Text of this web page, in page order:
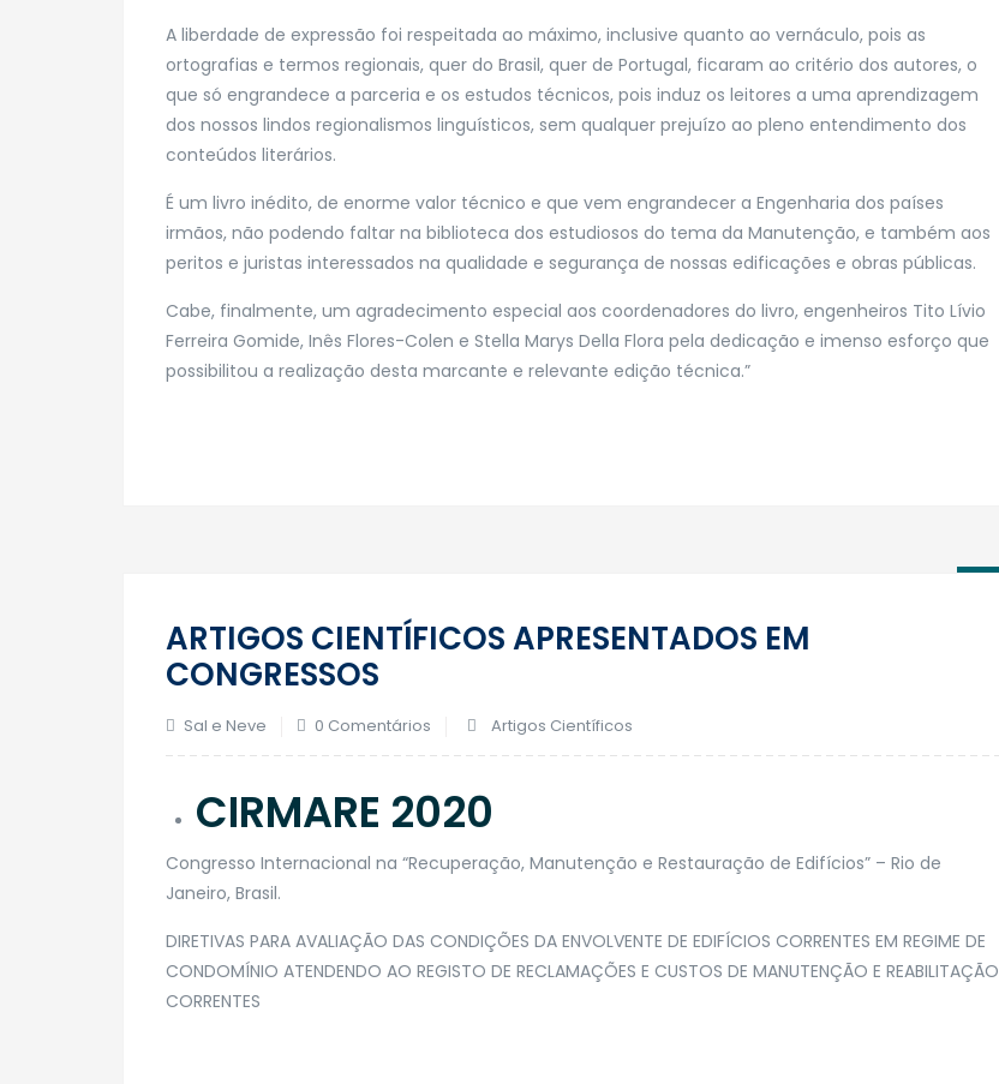
A liberdade de expressão foi respeitada ao máximo, inclusive quanto ao vernáculo, pois as
ortografias e termos regionais, quer do Brasil, quer de Portugal, ficaram ao critério dos autores, o
que só engrandece a parceria e os estudos técnicos, pois induz os leitores a uma aprendizagem
dos nossos lindos regionalismos linguísticos, sem qualquer prejuízo ao pleno entendimento dos
conteúdos literários.
É um livro inédito, de enorme valor técnico e que vem engrandecer a Engenharia dos países
irmãos, não podendo faltar na biblioteca dos estudiosos do tema da Manutenção, e também aos
peritos e juristas interessados na qualidade e segurança de nossas edificações e obras públicas.
Cabe, finalmente, um agradecimento especial aos coordenadores do livro, engenheiros Tito Lívio
Ferreira Gomide, Inês Flores-Colen e Stella Marys Della Flora pela dedicação e imenso esforço que
possibilitou a realização desta marcante e relevante edição técnica.”
ARTIGOS CIENTÍFICOS APRESENTADOS EM
CONGRESSOS
Sal e Neve 0 Comentários Artigos Científicos
CIRMARE 2020
Congresso Internacional na “Recuperação, Manutenção e Restauração de Edifícios” – Rio de
Janeiro, Brasil.
​DIRETIVAS PARA AVALIAÇÃO DAS CONDIÇÕES DA ENVOLVENTE DE EDIFÍCIOS CORRENTES EM REGIME DE
CONDOMÍNIO ATENDENDO AO REGISTO DE RECLAMAÇÕES E CUSTOS DE MANUTENÇÃO E REABILITAÇÃO
CORRENTES